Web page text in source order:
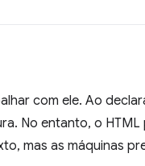
com ele. Ao
No entanto, o HTML
mas as máquinas